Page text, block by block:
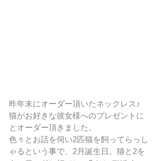
昨年末にオーダー頂いたネックレス♪
猫がお好きな彼女様へのプレゼントに
とオーダー頂きました。
色々とお話を伺い2匹猫を飼ってらっし
ゃるという事で、2月誕生日。猫と2を